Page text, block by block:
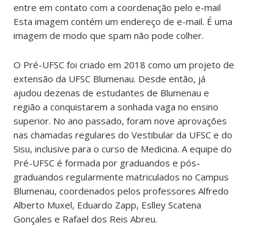
entre em contato com a coordenação pelo e-mail
Esta imagem contém um endereço de e-mail. É uma
imagem de modo que spam não pode colher.
O Pré-UFSC foi criado em 2018 como um projeto de
extensão da UFSC Blumenau. Desde então, já
ajudou dezenas de estudantes de Blumenau e
região a conquistarem a sonhada vaga no ensino
superior. No ano passado, foram nove aprovações
nas chamadas regulares do Vestibular da UFSC e do
Sisu, inclusive para o curso de Medicina. A equipe do
Pré-UFSC é formada por graduandos e pós-
graduandos regularmente matriculados no Campus
Blumenau, coordenados pelos professores Alfredo
Alberto Muxel, Eduardo Zapp, Eslley Scatena
Gonçales e Rafael dos Reis Abreu.